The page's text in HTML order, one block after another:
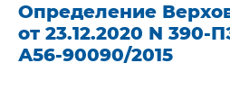
Определение
от 23.12.2020 N 390-
А56-90090/2015